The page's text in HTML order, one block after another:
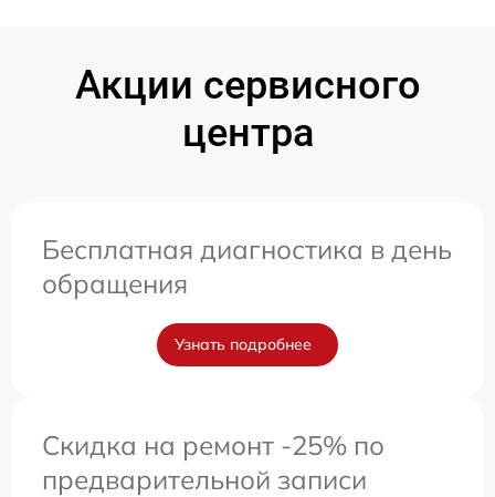
Акции сервисного
центра
Бесплатная диагностика в день
обращения
Узнать подробнее
Скидка на ремонт -25% по
предварительной записи